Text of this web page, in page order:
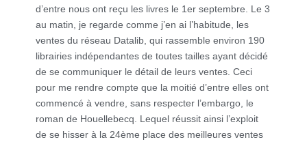
d’entre nous ont reçu les livres le 1er septembre. Le 3
au matin, je regarde comme j’en ai l’habitude, les
ventes du réseau Datalib, qui rassemble environ 190
librairies indépendantes de toutes tailles ayant décidé
de se communiquer le détail de leurs ventes. Ceci
pour me rendre compte que la moitié d’entre elles ont
commencé à vendre, sans respecter l’embargo, le
roman de Houellebecq. Lequel réussit ainsi l’exploit
de se hisser à la 24ème place des meilleures ventes